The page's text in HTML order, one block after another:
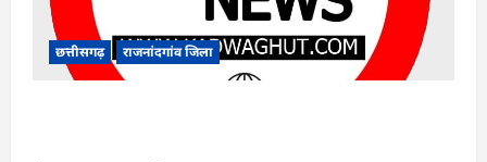
छत्तीसगढ़ राजनांदगांव जिला